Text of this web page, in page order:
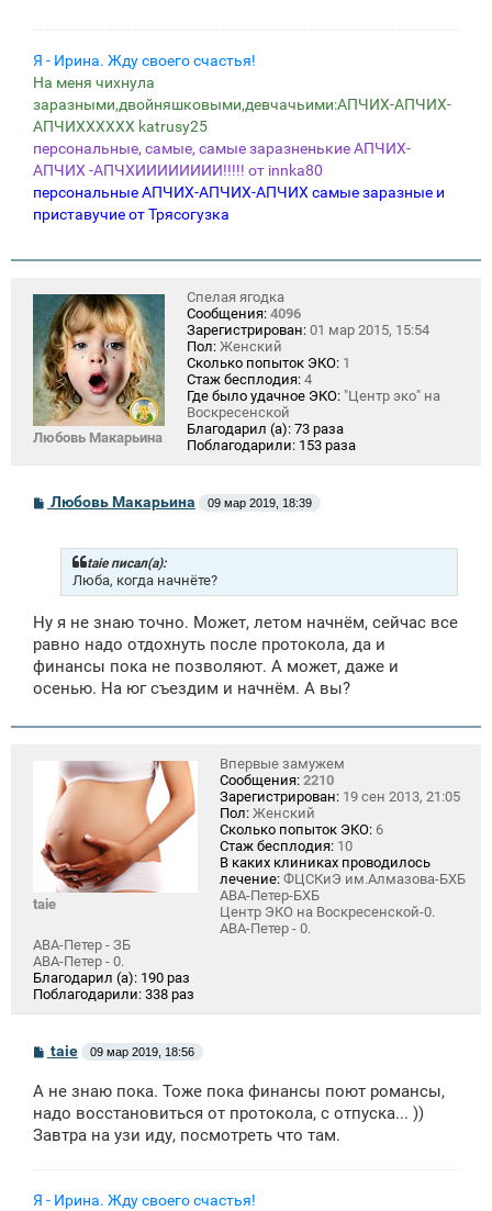
Я - Ирина. Жду своего счастья!
На меня чихнула
заразными,двойняшковыми,девчачьими:АПЧИХ-АПЧИХ-
АПЧИХХХХХХ katrusy25
персональные, самые, самые заразненькие АПЧИХ-
АПЧИХ -АПЧХИИИИИИИИ!!!!! от innka80
персональные АПЧИХ-АПЧИХ-АПЧИХ самые заразные и
приставучие от Трясогузка
Любовь Макарьина
Спелая ягодка
Сообщения: 4096
Зарегистрирован: 01 мар 2015, 15:54
Пол: Женский
Сколько попыток ЭКО: 1
Стаж бесплодия: 4
Где было удачное ЭКО: "Центр эко" на
Воскресенской
Благодарил (а): 73 раза
Поблагодарили: 153 раза
С
е
Любовь Макарьина 09 мар 2019, 18:39
taie писал(а):
Люба, когда начнёте?
Ну я не знаю точно. Может, летом начнём, сейчас все
равно надо отдохнуть после протокола, да и
финансы пока не позволяют. А может, даже и
осенью. На юг съездим и начнём. А вы?
taie
Впервые замужем
Сообщения: 2210
Зарегистрирован: 19 сен 2013, 21:05
Пол: Женский
Сколько попыток ЭКО: 6
Стаж бесплодия: 10
В каких клиниках проводилось
лечение: ФЦСКиЭ им.Алмазова-БХБ
АВА-Петер-БХБ
Центр ЭКО на Воскресенской-0.
АВА-Петер - 0.
АВА-Петер - ЗБ
АВА-Петер - 0.
Благодарил (а): 190 раз
Поблагодарили: 338 раз
С
б
щ
е
н
taie 09 мар 2019, 18:56
А не знаю пока. Тоже пока финансы поют романсы,
надо восстановиться от протокола, с отпуска... ))
Завтра на узи иду, посмотреть что там.
Я - Ирина. Жду своего счастья!